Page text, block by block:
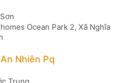
Ocean Park 2, Xã Nghĩa
Nhiên Pq